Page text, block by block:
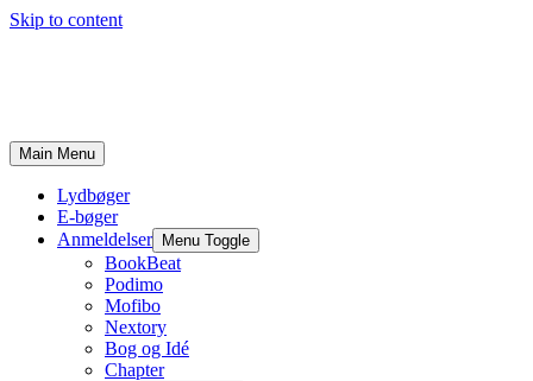
Skip to content
Main Menu
Lydbøger
E-bøger
Anmeldelser
Menu Toggle
BookBeat
Podimo
Mofibo
Nextory
Bog og Idé
Chapter